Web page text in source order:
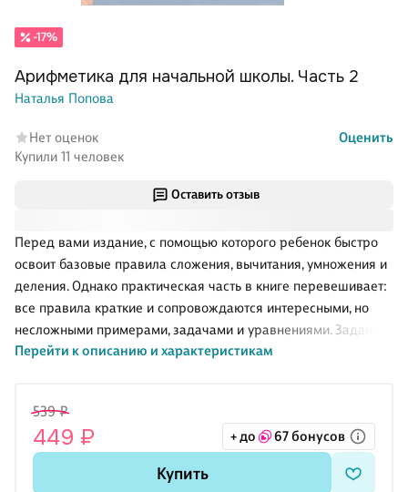
Оставить отзыв
Перед вами издание, с помощью которого ребенок быстро
освоит базовые правила сложения, вычитания, умножения и
деления. Однако практическая часть в книге перевешивает:
все правила краткие и сопровождаются интересными, но
несложными примерами, задачами и уравнениями. Задания
усложняются от начала книги к ее концу: от сложения и
считать в пределах как ста, так и тысячи, разберется в
дробных числах, мерах длины, времени, веса и денег, а
также научится читать по диаграммам и таблицам. Данное
издание будет полезно как учителям начальных классов, так
Перейти к описанию и характеристикам
-17%
Арифметика для начальной школы. Часть 2
Наталья Попова
Нет оценок
Оценить
Купили 11 человек
539 ₽
449 ₽ + до 67 бонусов
Купить